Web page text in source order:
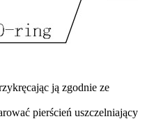
ją zgodnie ze
pierścień uszczelniający